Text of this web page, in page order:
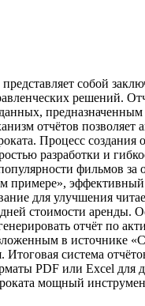
собой
решений.
отчётов позволяет
Процесс
разработки и
фильмов
примере»,
для улучшения
стоимости аренды.
отчёт по
в источнике
система
PDF или Excel
мощный